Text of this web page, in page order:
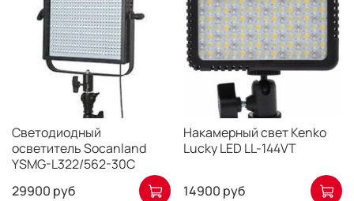
Светодиодный
осветитель Socanland
YSMG-L322/562-30C
29900 руб
Накамерный свет Kenko
Lucky LED LL-144VT
14900 руб